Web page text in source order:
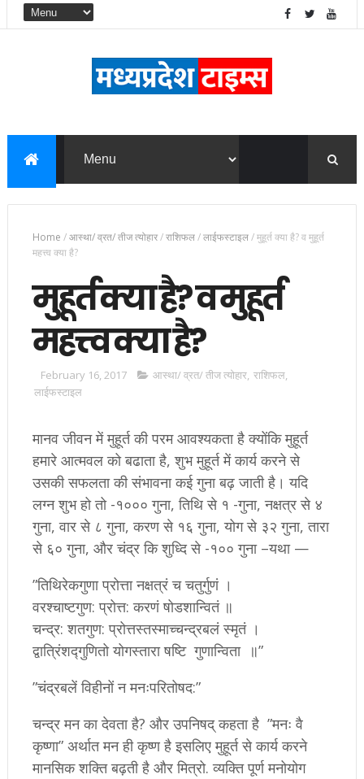
Home /आस्था/ व्रत/ तीज त्‍योहार/राशिफल/लाईफस्टाइल/मुहूर्त क्या है? व मुहूर्त
महत्त्व क्या है?
मुहूर्त क्या है? व मुहूर्त
महत्त्व क्या है?
February 16, 2017 आस्था/ व्रत/ तीज त्‍योहार, राशिफल,
लाईफस्टाइल
मानव जीवन में मुहूर्त की परम आवश्यकता है क्योंकि मुहूर्त
हमारे आत्मवल को बढाता है, शुभ मुहूर्त में कार्य करने से
उसकी सफलता की संभावना कई गुना बढ़ जाती है। यदि
लग्न शुभ हो तो -१००० गुना, तिथि से १ -गुना, नक्षत्र से ४
गुना, वार से ८ गुना, करण से १६ गुना, योग से ३२ गुना, तारा
से ६० गुना, और चंद्र कि शुध्दि से -१०० गुना –यथा —
”तिथिरेकगुणा प्रोत्ता नक्षत्रं च चतुर्गुणं ।
वरश्चाष्टगुण: प्रोत्त: करणं षोडशान्वितं ॥
चन्द्र: शतगुण: प्रोत्तस्तस्माच्चन्द्रबलं स्मृतं ।
द्वात्रिंशद्गुणितो योगस्तारा षष्टि गुणान्विता ॥”
”चंद्रबलें विहीनों न मनःपरितोषद:”
चन्द्र मन का देवता है? और उपनिषद् कहता है ”मनः वै
कृष्णा” अर्थात मन ही कृष्ण है इसलिए मुहूर्त से कार्य करने
मानसिक शक्ति बढ़ती है और मित्रो. व्यक्ति पूर्ण मनोयोग